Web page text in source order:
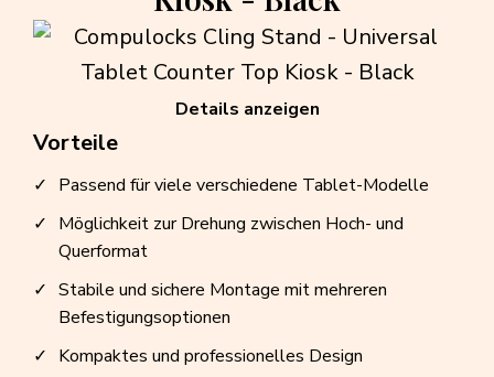
Vorteile
Passend für viele verschiedene Tablet-Modelle
Möglichkeit zur Drehung zwischen Hoch- und
Querformat
Stabile und sichere Montage mit mehreren
Befestigungsoptionen
Kompaktes und professionelles Design
Details anzeigen